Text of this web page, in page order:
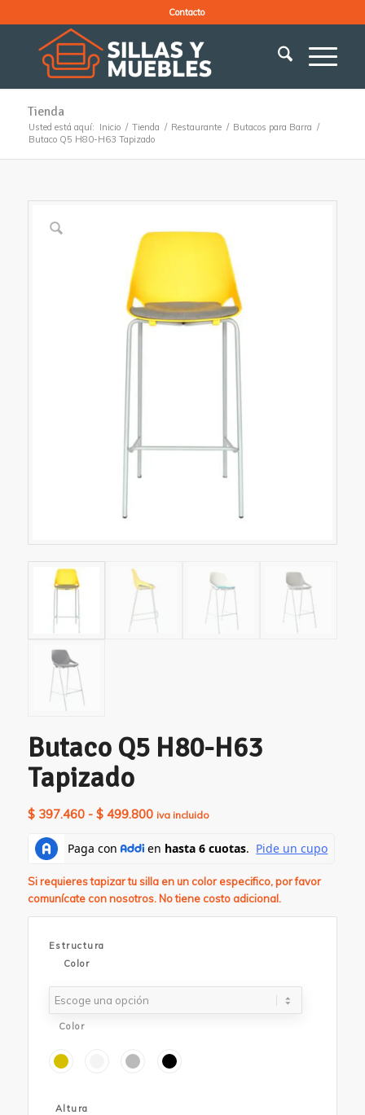
Contacto
Tienda
Usted está aquí: Inicio / Tienda / Restaurante / Butacos para Barra /
Butaco Q5 H80-H63 Tapizado
Butaco Q5 H80-H63
Tapizado
$397.460 - $499.800Rango
precios:
$ 397.460
iva incluido
Si requieres tapizar tu silla en un color especifico, por favor
comunícate con nosotros. No tiene costo adicional.
Estructura
Color
Color
Altura